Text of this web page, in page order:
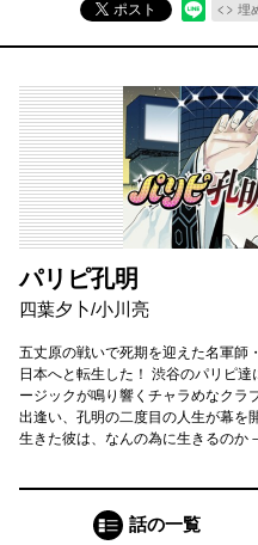
ポスト
埋
パリピ孔明
四葉夕卜/小川亮
五丈原の戦いで死期を迎えた名軍師
日本へと転生した！ 渋谷のパリピ
ージックが鳴り響くチャラめなクラ
出逢い、孔明の二度目の人生が幕を
生きた彼は、なんの為に生きるのか
話の一覧